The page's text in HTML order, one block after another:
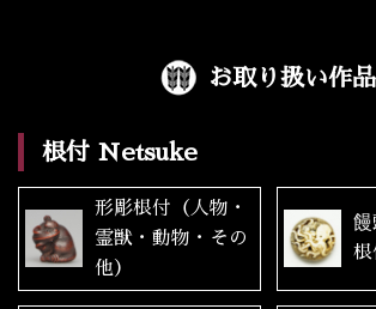
お取り扱い作品
根付 Netsuke
形彫根付（人物・
霊獣・動物・その
他）
饅
根